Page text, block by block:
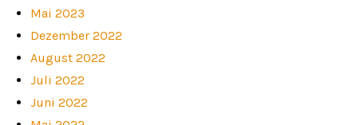
Mai 2023
Dezember 2022
August 2022
Juli 2022
Juni 2022